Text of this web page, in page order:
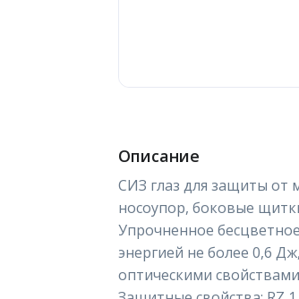
Описание
СИЗ глаз для защиты от
носоупор, боковые
Упрочненное
энергией не более 0,6
оптическими